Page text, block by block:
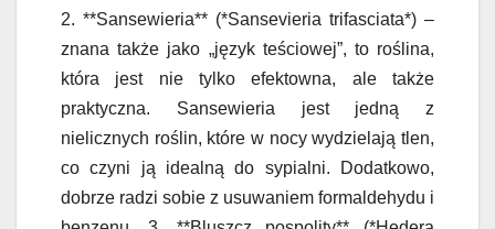
2. **Sansewieria** (*Sansevieria trifasciata*) –
znana także jako „język teściowej”, to roślina,
która jest nie tylko efektowna, ale także
praktyczna. Sansewieria jest jedną z
nielicznych roślin, które w nocy wydzielają tlen,
co czyni ją idealną do sypialni. Dodatkowo,
dobrze radzi sobie z usuwaniem formaldehydu i